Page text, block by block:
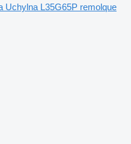
Uchylna L35G65P remolque